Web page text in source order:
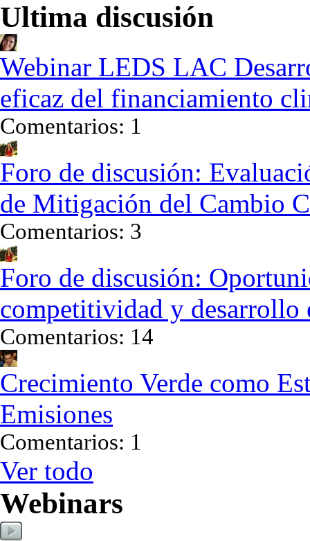
Ultima discusión
Webinar LEDS LAC
eficaz del financiamiento
Comentarios: 1
Foro de discusión:
de Mitigación del Cambio
Comentarios: 3
Foro de discusión:
competitividad y desarrollo
Comentarios: 14
Crecimiento Verde como
Emisiones
Comentarios: 1
Ver todo
Webinars